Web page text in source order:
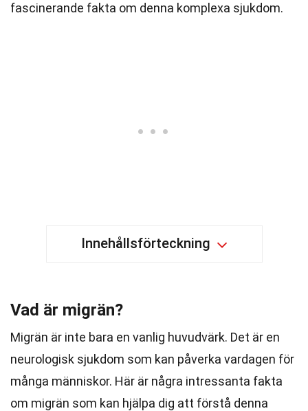
fascinerande fakta om denna komplexa sjukdom.
Innehållsförteckning
Vad är migrän?
Migrän är inte bara en vanlig huvudvärk. Det är en
neurologisk sjukdom som kan påverka vardagen för
många människor. Här är några intressanta fakta
om migrän som kan hjälpa dig att förstå denna